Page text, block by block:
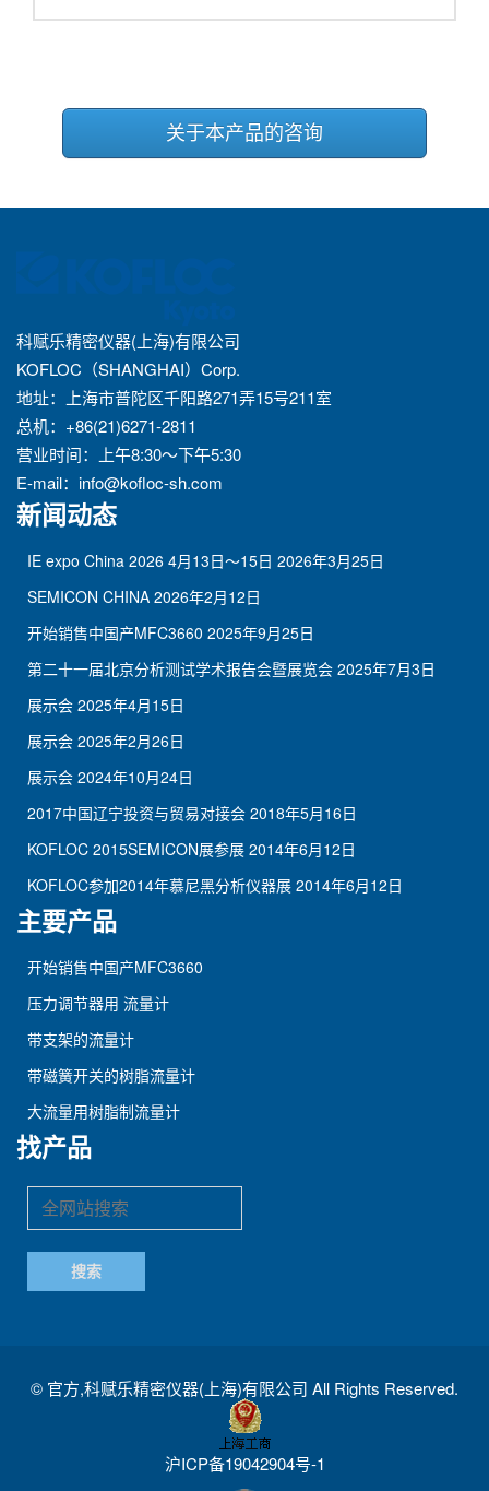
关于本产品的咨询
科赋乐精密仪器(上海)有限公司
KOFLOC（SHANGHAI）Corp.
地址：上海市普陀区千阳路271弄15号211室
总机：+86(21)6271-2811
营业时间：上午8:30～下午5:30
E-mail： info@kofloc-sh.com
新闻动态
IE expo China 2026 4月13日～15日 2026年3月25日
SEMICON CHINA 2026年2月12日
开始销售中国产MFC3660 2025年9月25日
第二十一届北京分析测试学术报告会暨展览会 2025年7月3日
展示会 2025年4月15日
展示会 2025年2月26日
展示会 2024年10月24日
2017中国辽宁投资与贸易对接会 2018年5月16日
KOFLOC 2015SEMICON展参展 2014年6月12日
KOFLOC参加2014年慕尼黑分析仪器展 2014年6月12日
主要产品
开始销售中国产MFC3660
压力调节器用 流量计
带支架的流量计
带磁簧开关的树脂流量计
大流量用树脂制流量计
找产品
© 官方,科赋乐精密仪器(上海)有限公司 All Rights Reserved.
沪ICP备19042904号-1